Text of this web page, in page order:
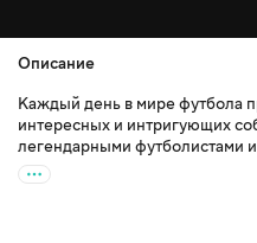
Описание
Каждый день в мире футбола
интересных и интригующих
легендарными футболистами